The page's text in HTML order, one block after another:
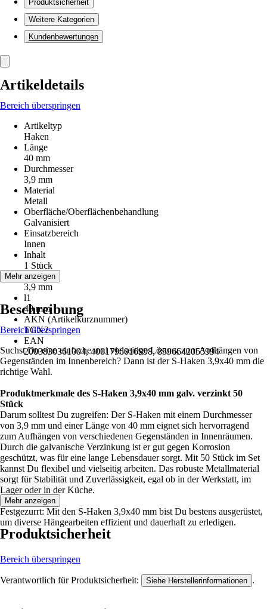
Produktsicherheit
Weitere Kategorien
Kundenbewertungen
Artikeldetails
Bereich überspringen
Artikeltyp
Haken
Länge
40 mm
Durchmesser
3,9 mm
Material
Metall
Oberfläche/Oberflächenbehandlung
Galvanisiert
Einsatzbereich
Innen
Inhalt
1 Stück
d
3,9 mm
l1
40 mm
AKN (Artikelkurznummer)
TGX2
EAN
2003830361004, 4001796016998, 8596642055994
Mehr anzeigen
Beschreibung
Bereich überspringen
Suchst Du eine einfache und vielseitige Lösung zum Aufhängen von
Gegenständen im Innenbereich? Dann ist der S-Haken 3,9x40 mm die
richtige Wahl.
Produktmerkmale des S-Haken 3,9x40 mm galv. verzinkt 50
Stück
Darum solltest Du zugreifen: Der S-Haken mit einem Durchmesser
von 3,9 mm und einer Länge von 40 mm eignet sich hervorragend
zum Aufhängen von verschiedenen Gegenständen in Innenräumen.
Durch die galvanische Verzinkung ist er gut gegen Korrosion
geschützt, was für eine lange Lebensdauer sorgt. Mit 50 Stück im Set
kannst Du flexibel und vielseitig arbeiten. Das robuste Metallmaterial
sorgt für Stabilität und Zuverlässigkeit, egal ob in der Werkstatt, im
Lager oder in der Küche.
Festgezurrt: Mit den S-Haken 3,9x40 mm bist Du bestens ausgerüstet,
um diverse Hängearbeiten effizient und dauerhaft zu erledigen.
Mehr anzeigen
Produktsicherheit
Bereich überspringen
Verantwortlich für Produktsicherheit: Siehe Herstellerinformationen .